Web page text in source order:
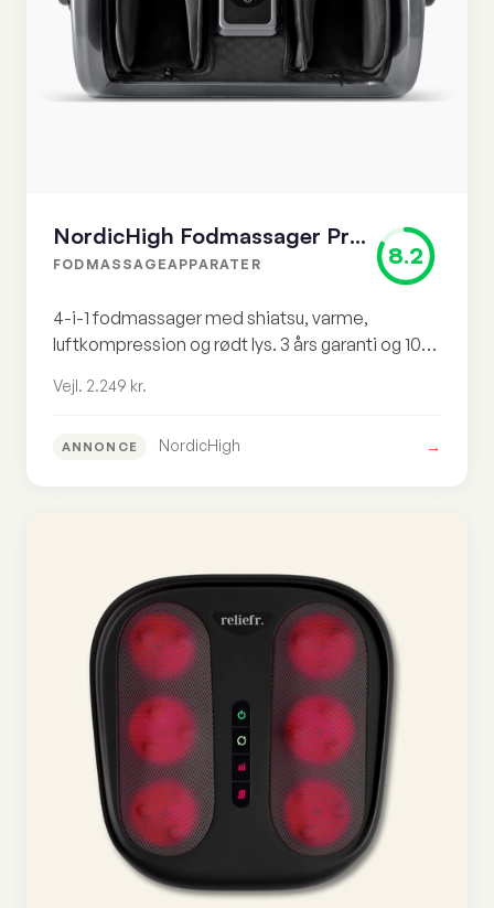
NordicHigh Fodmassager Pro+
FODMASSAGEAPPARATER 8.2
4-i-1 fodmassager med shiatsu, varme,
luftkompression og rødt lys. 3 års garanti og 101
Vejl. 2.249 kr.
ANNONCE NordicHigh →